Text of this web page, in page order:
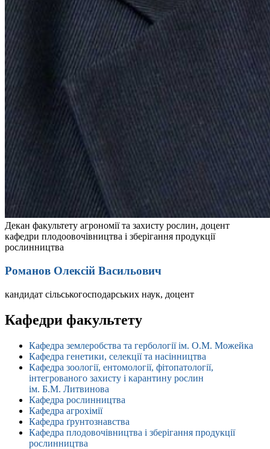
Декан факультету агрономії та захисту рослин, доцент
кафедри плодоовочівництва і зберігання продукції
рослинництва
Романов Олексій Васильович
кандидат сільськогосподарських наук, доцент
Кафедри факультету
Кафедра землеробства та гербології ім. О.М. Можейка
Кафедра генетики, селекції та насінництва
Кафедра зоології, ентомології, фітопатології,
інтегрованого захисту і карантину рослин
ім. Б.М. Литвинова
Кафедра рослинництва
Кафедра агрохімії
Кафедра ґрунтознавства
Кафедра плодовочівництва і зберігання продукції
рослинництва